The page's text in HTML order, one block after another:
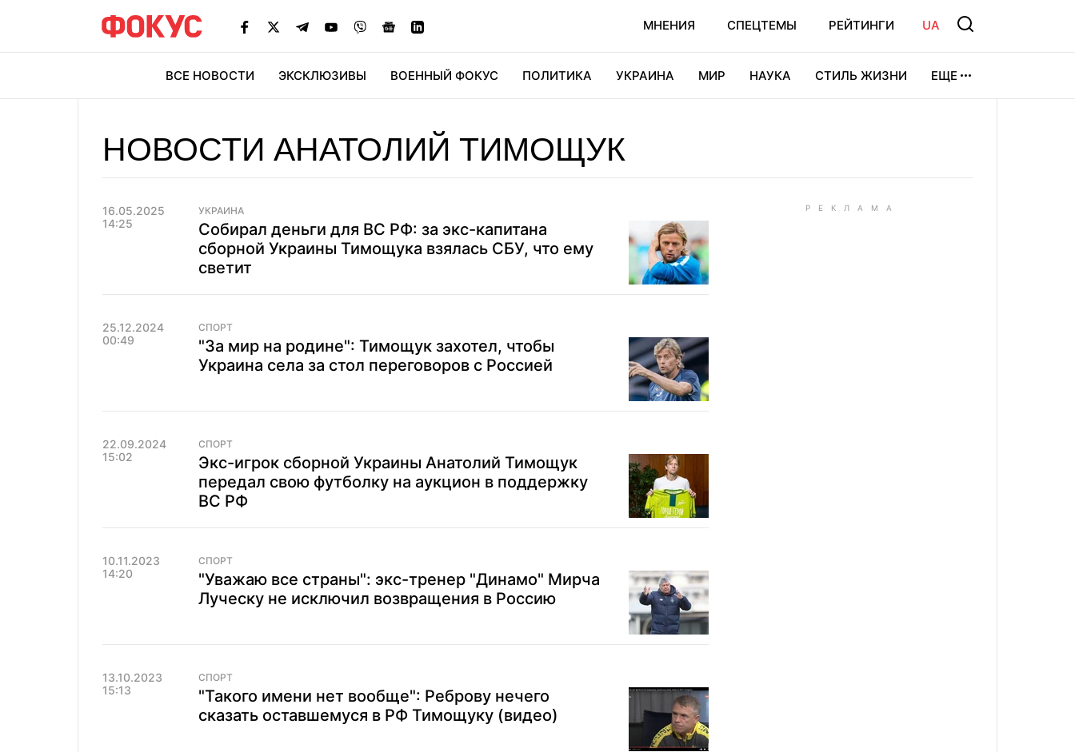
МНЕНИЯ СПЕЦТЕМЫ РЕЙТИНГИ UA
ВСЕ НОВОСТИ ЭКСКЛЮЗИВЫ ВОЕННЫЙ ФОКУС ПОЛИТИКА УКРАИНА МИР НАУКА СТИЛЬ ЖИЗНИ ЕЩЕ
НОВОСТИ АНАТОЛИЙ ТИМОЩУК
16.05.2025
14:25
УКРАИНА
Собирал деньги для ВС РФ: за экс-капитана
сборной Украины Тимощука взялась СБУ, что ему
светит
25.12.2024
00:49
СПОРТ
"За мир на родине": Тимощук захотел, чтобы
Украина села за стол переговоров с Россией
22.09.2024
15:02
СПОРТ
Экс-игрок сборной Украины Анатолий Тимощук
передал свою футболку на аукцион в поддержку
ВС РФ
10.11.2023
14:20
СПОРТ
"Уважаю все страны": экс-тренер "Динамо" Мирча
Луческу не исключил возвращения в Россию
13.10.2023
15:13
СПОРТ
"Такого имени нет вообще": Реброву нечего
сказать оставшемуся в РФ Тимощуку (видео)